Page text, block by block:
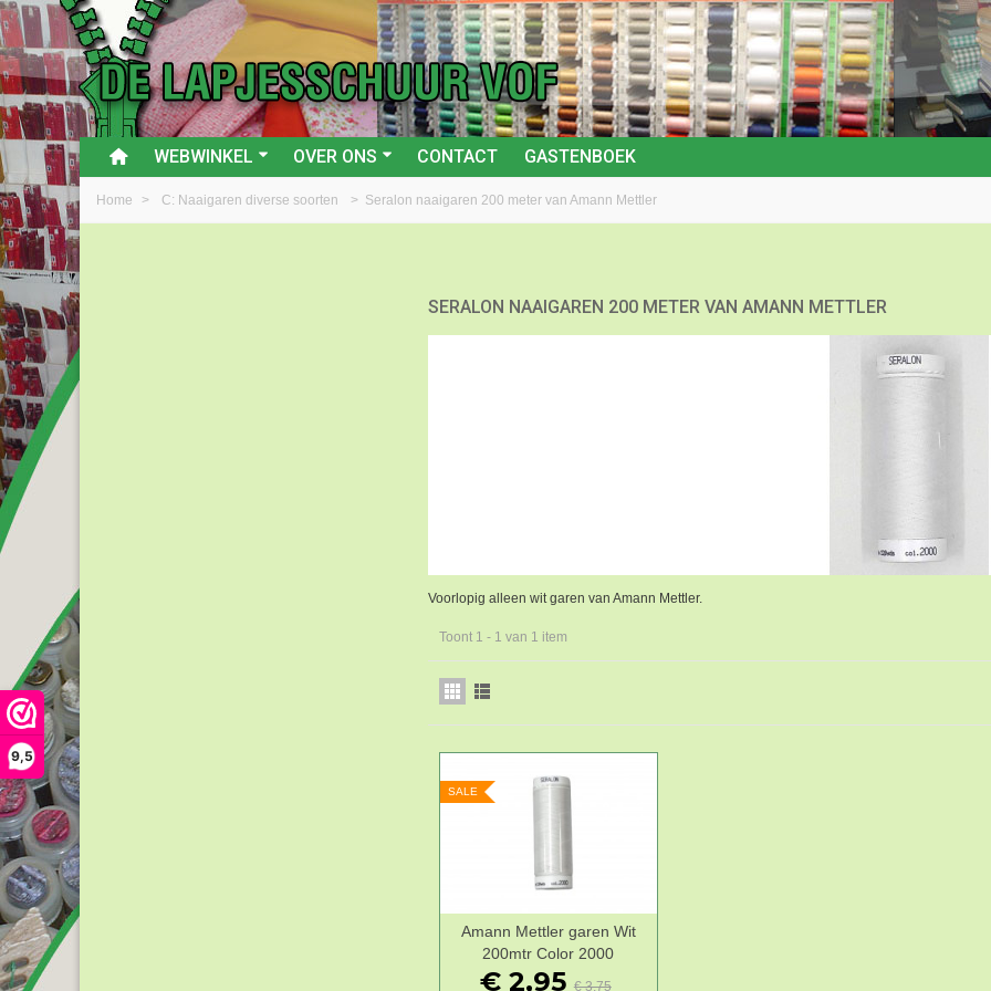
9,5
WEBWINKEL OVER ONS CONTACT GASTENBOEK
Home > C: Naaigaren diverse soorten > Seralon naaigaren 200 meter van Amann Mettler
SERALON NAAIGAREN 200 METER VAN AMANN METTLER
Voorlopig alleen wit garen van Amann Mettler.
Toont 1 - 1 van 1 item
SALE
Wenslijst
Amann Mettler garen Wit
200mtr Color 2000
€ 2,95 € 3,75